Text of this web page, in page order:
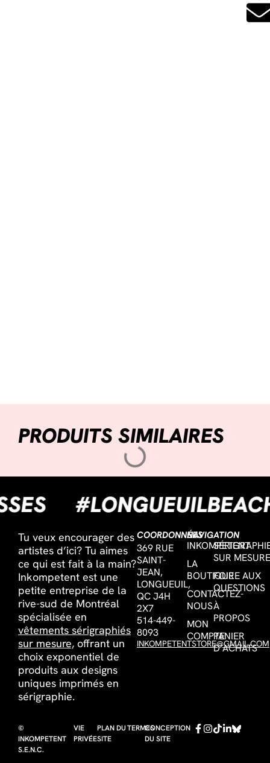
PRODUITS SIMILAIRES
Tu veux encourager des
artistes d’ici? Tu aimes
ce qui est fait à la main?
Inkompetent est une
petite entreprise de la
rive-sud de Montréal
spécialisée en
vêtements sérigraphiés
sur mesure, offrant un
choix exponentiel de
produits aux designs
uniques imprimés en
sérigraphie.
COORDONNÉES
369 RUE
SAINT-
JEAN,
LONGUEUIL,
QC J4H
2X7
514-449-
8093
INKOMPETENTSTORE@GMAIL.COM
NAVIGATION
INKOMPETENT
LA
BOUTIQUE
CONTACTEZ-
NOUS
MON
COMPTE
SUR
FOIRE AUX
QUESTIONS
À
PROPOS
PANIER
D’ACHATS
©
INKOMPETENT
S.E.N.C.
VIE
PRIVÉE
PLAN DU
SITE
TERMESCONCEPTION
DU SITE